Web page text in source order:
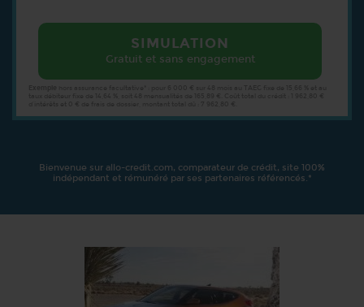
SIMULATION
Gratuit et sans engagement
Bienvenue sur allo-credit.com, comparateur de crédit, site 100%
indépendant et rémunéré par ses partenaires référencés.*